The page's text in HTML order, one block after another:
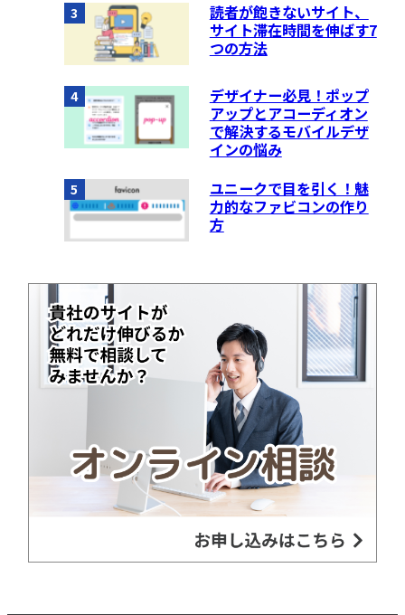
3
読者が飽きないサイト、
サイト滞在時間を伸ばす7
つの方法
4
デザイナー必見！ポップ
アップとアコーディオン
で解決するモバイルデザ
インの悩み
5
ユニークで目を引く！魅
力的なファビコンの作り
方